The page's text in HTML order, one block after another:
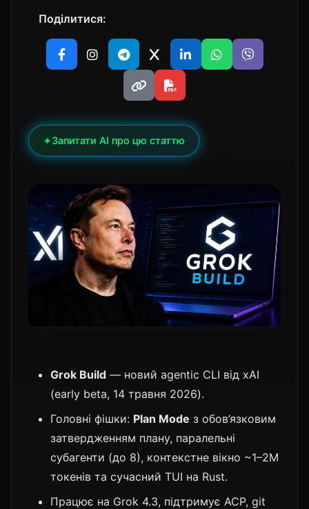
Поділитися:
✦Запитати AI про цю статтю
Grok Build — новий agentic CLI від xAI
(early beta, 14 травня 2026).
Головні фішки: Plan Mode з обов’язковим
затвердженням плану, паралельні
субагенти (до 8), контекстне вікно ~1–2M
токенів та сучасний TUI на Rust.
Працює на Grok 4.3, підтримує ACP, git